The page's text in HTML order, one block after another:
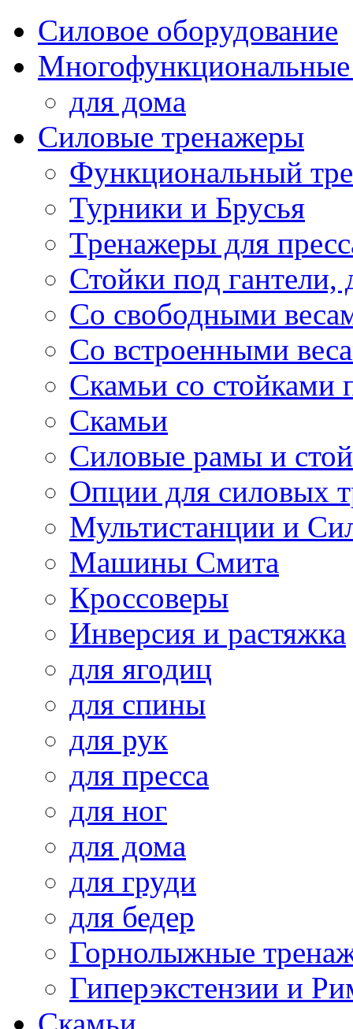
Силовое оборудование
для дома
Силовые тренажеры
Функциональный
Турники и Брусья
Тренажеры для
Стойки под
Со свободными
Со встроенными
Скамьи со стойками
Скамьи
Силовые рамы и
Опции для силовых
Мультистанции и
Машины Смита
Кроссоверы
Инверсия и растяжка
для ягодиц
для спины
для рук
для пресса
для ног
для дома
для груди
для бедер
Горнолыжные
Гиперэкстензии и